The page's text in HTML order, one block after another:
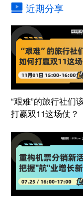
近期分享
“艰难”的旅行社们
打赢双11这场仗？